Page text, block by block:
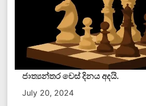
ජාත්‍යන්තර චෙස් දිනය අදයි.
July 20, 2024